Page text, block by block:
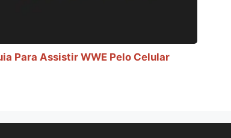
Para Assistir WWE Pelo Celular